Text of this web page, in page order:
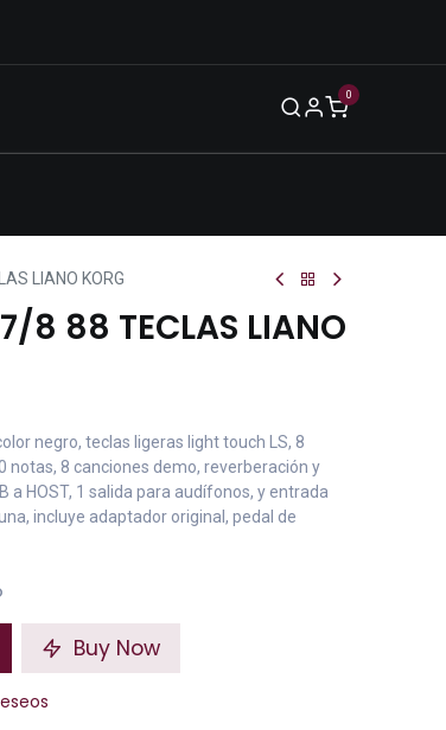
0
LIANO KORG
8 88 TECLAS LIANO
negro, teclas ligeras light touch LS, 8
notas, 8 canciones demo, reverberación y
a HOST, 1 salida para audífonos, y entrada
incluye adaptador original, pedal de
Buy Now